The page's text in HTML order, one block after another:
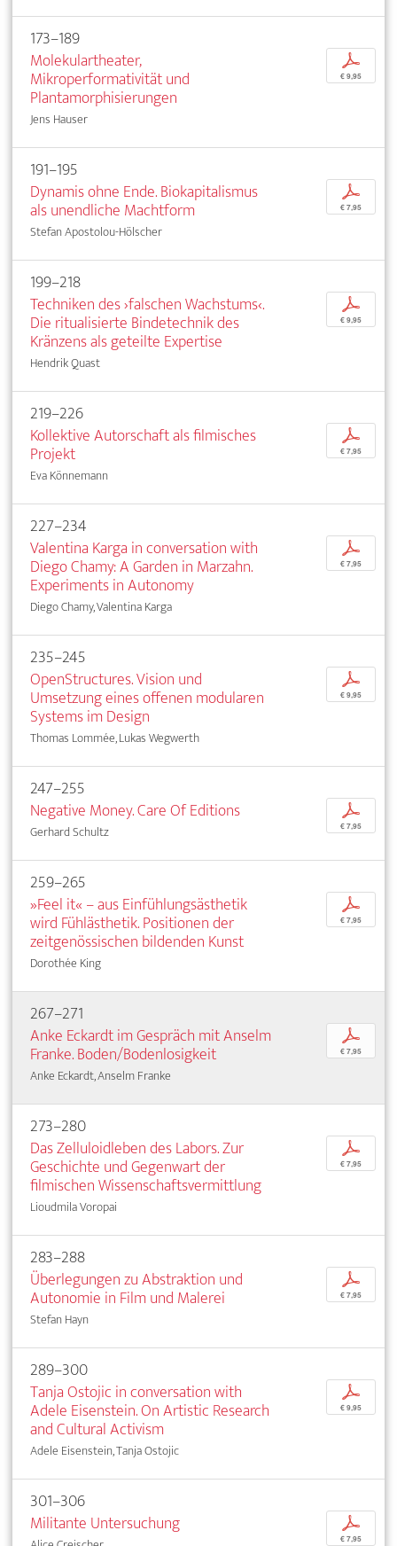
173–189
Molekulartheater,
Mikroperformativität und
Plantamorphisierungen
Jens Hauser
p
€ 9,95
191–195
Dynamis ohne Ende. Biokapitalismus
als unendliche Machtform
Stefan Apostolou-Hölscher
p
€ 7,95
199–218
Techniken des ›falschen Wachstums‹.
Die ritualisierte Bindetechnik des
Kränzens als geteilte Expertise
Hendrik Quast
p
€ 9,95
219–226
Kollektive Autorschaft als filmisches
Projekt
Eva Könnemann
p
€ 7,95
227–234
Valentina Karga in conversation with
Diego Chamy: A Garden in Marzahn.
Experiments in Autonomy
Diego Chamy, Valentina Karga
p
€ 7,95
235–245
OpenStructures. Vision und
Umsetzung eines offenen modularen
Systems im Design
Thomas Lommée, Lukas Wegwerth
p
€ 9,95
247–255
Negative Money. Care Of Editions
Gerhard Schultz
p
€ 7,95
259–265
»Feel it« – aus Einfühlungsästhetik
wird Fühlästhetik. Positionen der
zeitgenössischen bildenden Kunst
Dorothée King
p
€ 7,95
267–271
Anke Eckardt im Gespräch mit Anselm
Franke. Boden/Bodenlosigkeit
Anke Eckardt, Anselm Franke
p
€ 7,95
273–280
Das Zelluloidleben des Labors. Zur
Geschichte und Gegenwart der
filmischen Wissenschaftsvermittlung
Lioudmila Voropai
p
€ 7,95
283–288
Überlegungen zu Abstraktion und
Autonomie in Film und Malerei
Stefan Hayn
p
€ 7,95
289–300
Tanja Ostojic in conversation with
Adele Eisenstein. On Artistic Research
and Cultural Activism
Adele Eisenstein, Tanja Ostojic
p
€ 9,95
301–306
Militante Untersuchung
p
€ 7,95